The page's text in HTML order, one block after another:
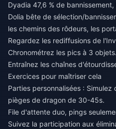
Dyadia 47,6 % de
Dolia bête de sélection/
les chemins des rôdeurs, les
Regardez les rediffusions de
Chronométrez les pics à 3 objets.
Entraînez les chaînes
Exercices pour maîtriser cela
Parties personnalisées :
pièges de dragon de 30-45s.
File d'attente duo, pings
Suivez la participation aux